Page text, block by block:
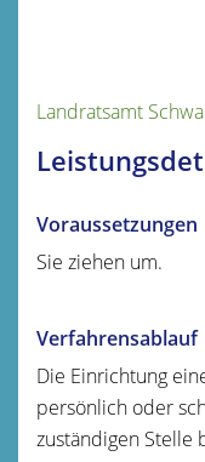
Landratsamt
Voraussetzungen
Sie ziehen um.
Verfahrensablauf
Die Einrichtung
persönlich oder
zuständigen Stelle